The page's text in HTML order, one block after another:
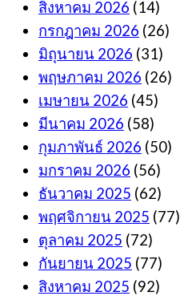
สิงหาคม 2026 (14)
กรกฎาคม 2026 (26)
มิถุนายน 2026 (31)
พฤษภาคม 2026 (26)
เมษายน 2026 (45)
มีนาคม 2026 (58)
กุมภาพันธ์ 2026 (50)
มกราคม 2026 (56)
ธันวาคม 2025 (62)
พฤศจิกายน 2025 (77)
ตุลาคม 2025 (72)
กันยายน 2025 (77)
สิงหาคม 2025 (92)